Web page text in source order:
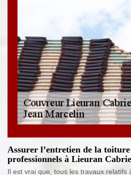
Assurer l’entretien de la
professionnels à Lieuran
Il est vrai que, tous les travaux relatifs